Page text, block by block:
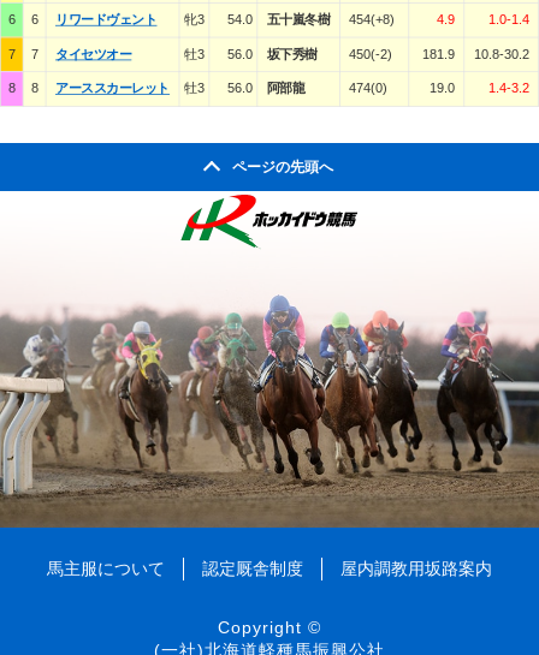
6 6 リワードヴェント 牝3 54.0 五十嵐冬樹 454(+8) 4.9 1.0-1.4
7 7 タイセツオー 牡3 56.0 坂下秀樹 450(-2) 181.9 10.8-30.2
8 8 アーススカーレット 牡3 56.0 阿部龍 474(0) 19.0 1.4-3.2
ページの先頭へ
馬主服について 認定厩舎制度 屋内調教用坂路案内
Copyright ©
(一社)北海道軽種馬振興公社